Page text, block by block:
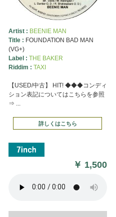
Artist : BEENIE MAN
Title : FOUNDATION BAD MAN
(VG+)
Label : THE BAKER
Riddim : TAXI
【USED/中古】 HIT! ◆◆◆コンディ
ション表記についてはこちらを参照
⇒ ...
詳しくはこちら
￥ 1,500